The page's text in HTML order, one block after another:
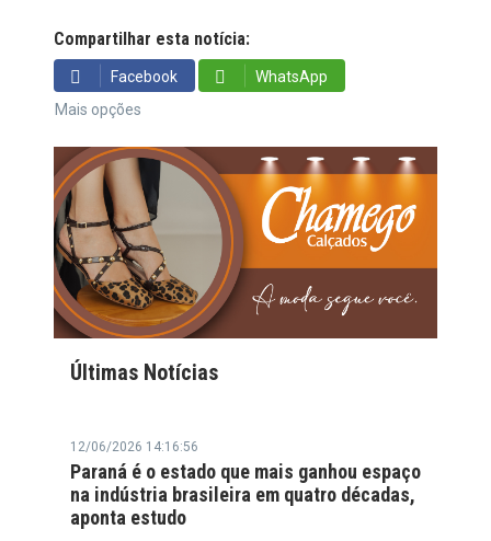
Compartilhar esta notícia:
Facebook
WhatsApp
Mais opções
Últimas Notícias
12/06/2026 14:16:56
Paraná é o estado que mais ganhou espaço
na indústria brasileira em quatro décadas,
aponta estudo